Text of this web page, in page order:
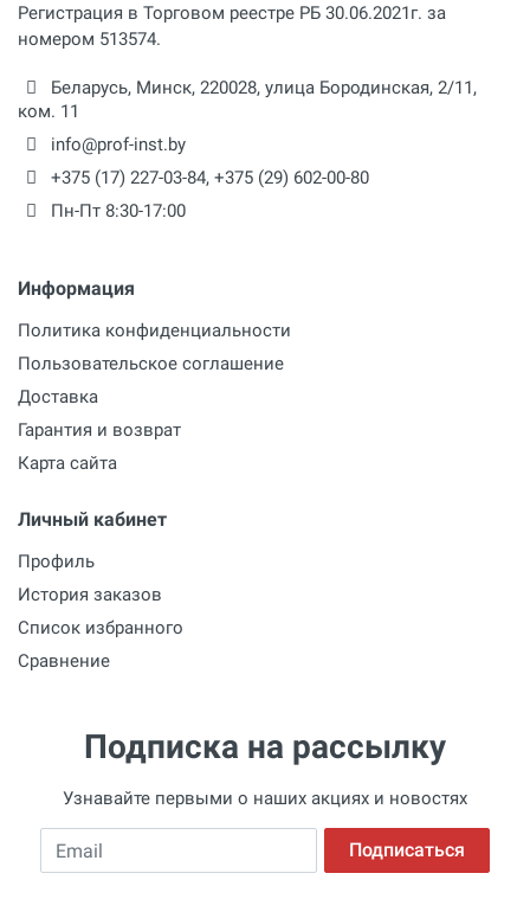
Регистрация в Торговом реестре РБ 30.06.2021г. за
номером 513574.
Беларусь, Минск, 220028, улица Бородинская, 2/11,
ком. 11
info@prof-inst.by
+375 (17) 227-03-84, +375 (29) 602-00-80
Пн-Пт 8:30-17:00
Информация
Политика конфиденциальности
Пользовательское соглашение
Доставка
Гарантия и возврат
Карта сайта
Личный кабинет
Профиль
История заказов
Список избранного
Сравнение
Подписка на рассылку
Узнавайте первыми о наших акциях и новостях
Email Подписаться